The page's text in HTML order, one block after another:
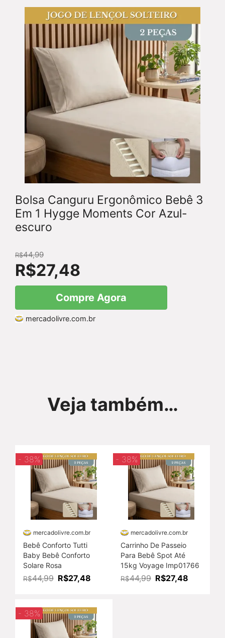
Bolsa Canguru Ergonômico Bebê 3
Em 1 Hygge Moments Cor Azul-
escuro
R$44,99
R$27,48
Compre Agora
mercadolivre.com.br
Veja também…
- 38%
mercadolivre.com.br
Bebê Conforto Tutti
Baby Bebê Conforto
Solare Rosa
R$44,99 R$27,48
- 38%
mercadolivre.com.br
Carrinho De Passeio
Para Bebê Spot Até
15kg Voyage Imp01766
R$44,99 R$27,48
- 38%